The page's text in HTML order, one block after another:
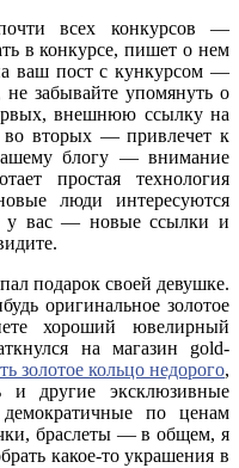
всех конкурсов —
в конкурсе, пишет о нем
ваш пост с кункурсом —
не забывайте упомянуть о
внешнюю ссылку на
вторых — привлечет к
блогу — внимание
простая технология
люди интересуются
у вас — новые ссылки и
подарок своей девушке.
оригинальное золотое
хороший ювелирный
на магазин gold-
золотое кольцо недорого,
другие эксклюзивные
по ценам
браслеты — в общем, я
какое-то украшения в